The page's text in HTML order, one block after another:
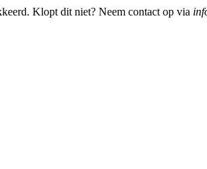
Klopt dit niet? Neem contact op via